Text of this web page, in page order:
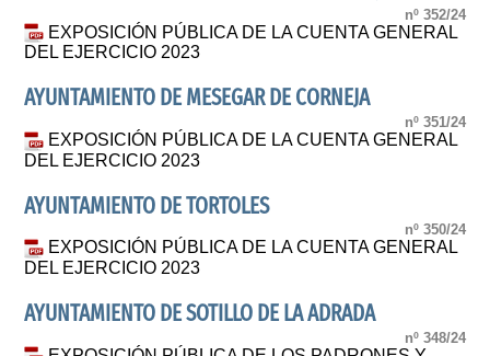
nº 352/24
EXPOSICIÓN PÚBLICA DE LA CUENTA GENERAL
DEL EJERCICIO 2023
AYUNTAMIENTO DE MESEGAR DE CORNEJA
nº 351/24
EXPOSICIÓN PÚBLICA DE LA CUENTA GENERAL
DEL EJERCICIO 2023
AYUNTAMIENTO DE TORTOLES
nº 350/24
EXPOSICIÓN PÚBLICA DE LA CUENTA GENERAL
DEL EJERCICIO 2023
AYUNTAMIENTO DE SOTILLO DE LA ADRADA
nº 348/24